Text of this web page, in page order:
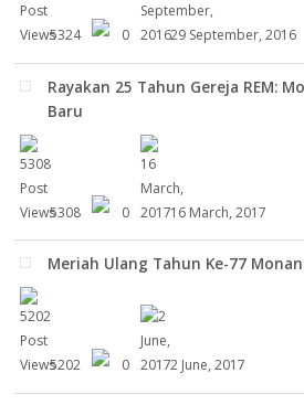
5324 0 29 September, 2016
Rayakan 25 Tahun Gereja REM:
Baru
5308 0 16 March, 2017
Meriah Ulang Tahun Ke-77
5202 0 2 June, 2017